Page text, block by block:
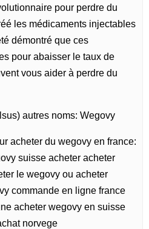
pour perdre du
les médicaments injectables
démontré que ces
pour abaisser le taux de
vous aider à perdre du
autres noms: Wegovy
acheter du wegovy en france:
suisse acheter acheter
le wegovy ou acheter
commande en ligne france
acheter wegovy en suisse
norvege